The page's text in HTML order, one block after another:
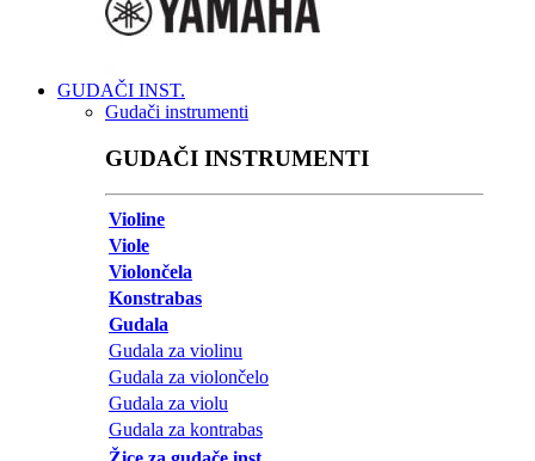
GUDAČI INST.
Gudači instrumenti
GUDAČI INSTRUMENTI
Violine
Viole
Violončela
Konstrabas
Gudala
Gudala za violinu
Gudala za violončelo
Gudala za violu
Gudala za kontrabas